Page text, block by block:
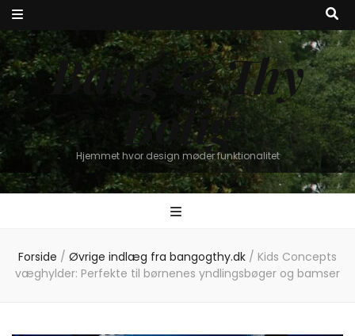
Bang & Thy
Bolig
Hjemmet hvor design møder funktionalitet
Forside / Øvrige indlæg fra bangogthy.dk / Kids Concepts
væghylder: Perfekte til børnenes yndlingsbøger og bamser